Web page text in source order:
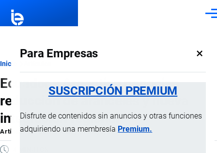
Para Empresas ×
SUSCRIPCIÓN PREMIUM
Disfrute de contenidos sin anuncios y otras funciones
adquiriendo una membresía Premium.
Ruta
de
navegación
Inicio
Ecuador y Argentina negocian
reducción de aranceles y nueva
integración regional
ArtículoporJaime Mise, 14 Mayo, 2026